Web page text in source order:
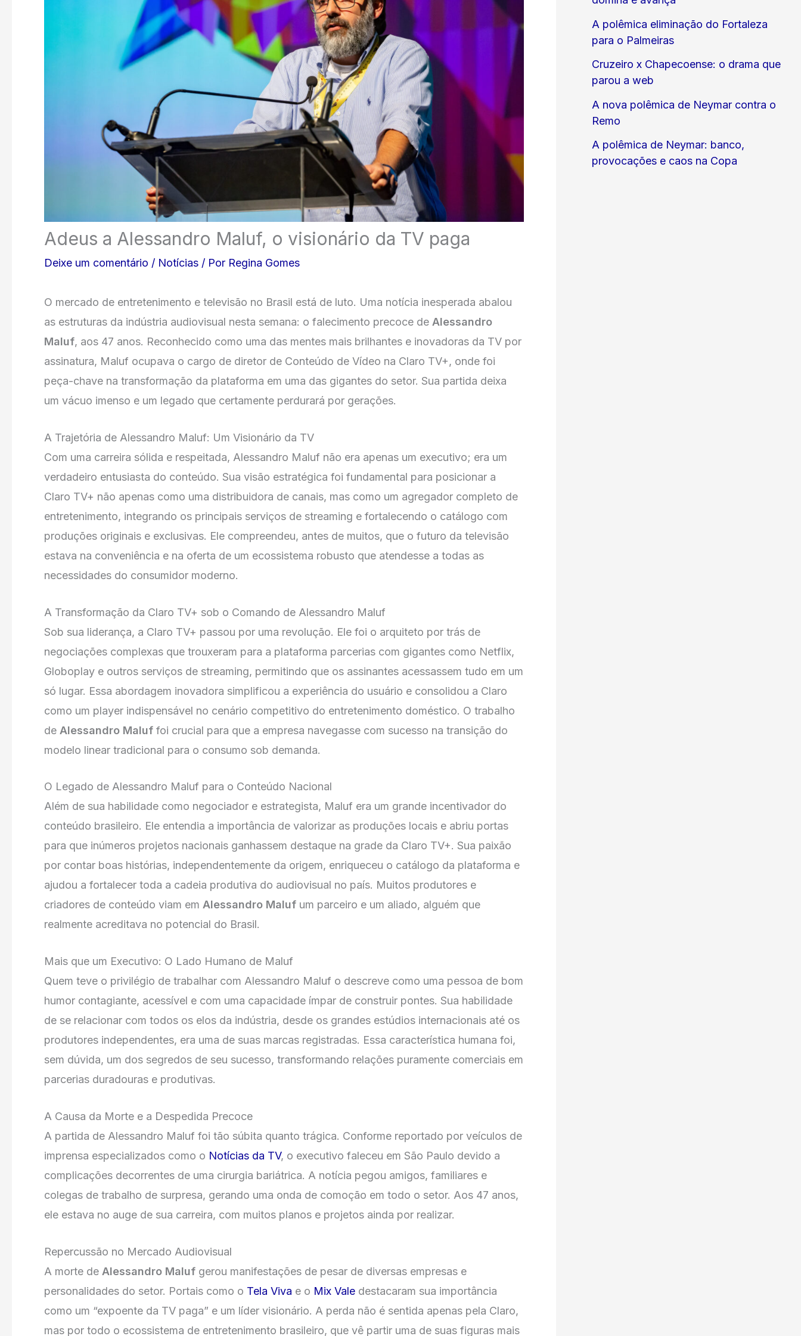
Adeus a Alessandro Maluf, o visionário da TV paga
Deixe um comentário / Notícias / Por Regina Gomes
O mercado de entretenimento e televisão no Brasil está de luto. Uma notícia inesperada abalou
as estruturas da indústria audiovisual nesta semana: o falecimento precoce de Alessandro
Maluf, aos 47 anos. Reconhecido como uma das mentes mais brilhantes e inovadoras da TV por
assinatura, Maluf ocupava o cargo de diretor de Conteúdo de Vídeo na Claro TV+, onde foi
peça-chave na transformação da plataforma em uma das gigantes do setor. Sua partida deixa
um vácuo imenso e um legado que certamente perdurará por gerações.
A Trajetória de Alessandro Maluf: Um Visionário da TV
Com uma carreira sólida e respeitada, Alessandro Maluf não era apenas um executivo; era um
verdadeiro entusiasta do conteúdo. Sua visão estratégica foi fundamental para posicionar a
Claro TV+ não apenas como uma distribuidora de canais, mas como um agregador completo de
entretenimento, integrando os principais serviços de streaming e fortalecendo o catálogo com
produções originais e exclusivas. Ele compreendeu, antes de muitos, que o futuro da televisão
estava na conveniência e na oferta de um ecossistema robusto que atendesse a todas as
necessidades do consumidor moderno.
A Transformação da Claro TV+ sob o Comando de Alessandro Maluf
Sob sua liderança, a Claro TV+ passou por uma revolução. Ele foi o arquiteto por trás de
negociações complexas que trouxeram para a plataforma parcerias com gigantes como Netflix,
Globoplay e outros serviços de streaming, permitindo que os assinantes acessassem tudo em um
só lugar. Essa abordagem inovadora simplificou a experiência do usuário e consolidou a Claro
como um player indispensável no cenário competitivo do entretenimento doméstico. O trabalho
de Alessandro Maluf foi crucial para que a empresa navegasse com sucesso na transição do
modelo linear tradicional para o consumo sob demanda.
O Legado de Alessandro Maluf para o Conteúdo Nacional
Além de sua habilidade como negociador e estrategista, Maluf era um grande incentivador do
conteúdo brasileiro. Ele entendia a importância de valorizar as produções locais e abriu portas
para que inúmeros projetos nacionais ganhassem destaque na grade da Claro TV+. Sua paixão
por contar boas histórias, independentemente da origem, enriqueceu o catálogo da plataforma e
ajudou a fortalecer toda a cadeia produtiva do audiovisual no país. Muitos produtores e
criadores de conteúdo viam em Alessandro Maluf um parceiro e um aliado, alguém que
realmente acreditava no potencial do Brasil.
Mais que um Executivo: O Lado Humano de Maluf
Quem teve o privilégio de trabalhar com Alessandro Maluf o descreve como uma pessoa de bom
humor contagiante, acessível e com uma capacidade ímpar de construir pontes. Sua habilidade
de se relacionar com todos os elos da indústria, desde os grandes estúdios internacionais até os
produtores independentes, era uma de suas marcas registradas. Essa característica humana foi,
sem dúvida, um dos segredos de seu sucesso, transformando relações puramente comerciais em
parcerias duradouras e produtivas.
A Causa da Morte e a Despedida Precoce
A partida de Alessandro Maluf foi tão súbita quanto trágica. Conforme reportado por veículos de
imprensa especializados como o Notícias da TV, o executivo faleceu em São Paulo devido a
complicações decorrentes de uma cirurgia bariátrica. A notícia pegou amigos, familiares e
colegas de trabalho de surpresa, gerando uma onda de comoção em todo o setor. Aos 47 anos,
ele estava no auge de sua carreira, com muitos planos e projetos ainda por realizar.
Repercussão no Mercado Audiovisual
A morte de Alessandro Maluf gerou manifestações de pesar de diversas empresas e
personalidades do setor. Portais como o Tela Viva e o Mix Vale destacaram sua importância
como um “expoente da TV paga” e um líder visionário. A perda não é sentida apenas pela Claro,
mas por todo o ecossistema de entretenimento brasileiro, que vê partir uma de suas figuras mais
A polêmica eliminação do Fortaleza
para o Palmeiras
Cruzeiro x Chapecoense: o drama que
parou a web
A nova polêmica de Neymar contra o
Remo
A polêmica de Neymar: banco,
provocações e caos na Copa